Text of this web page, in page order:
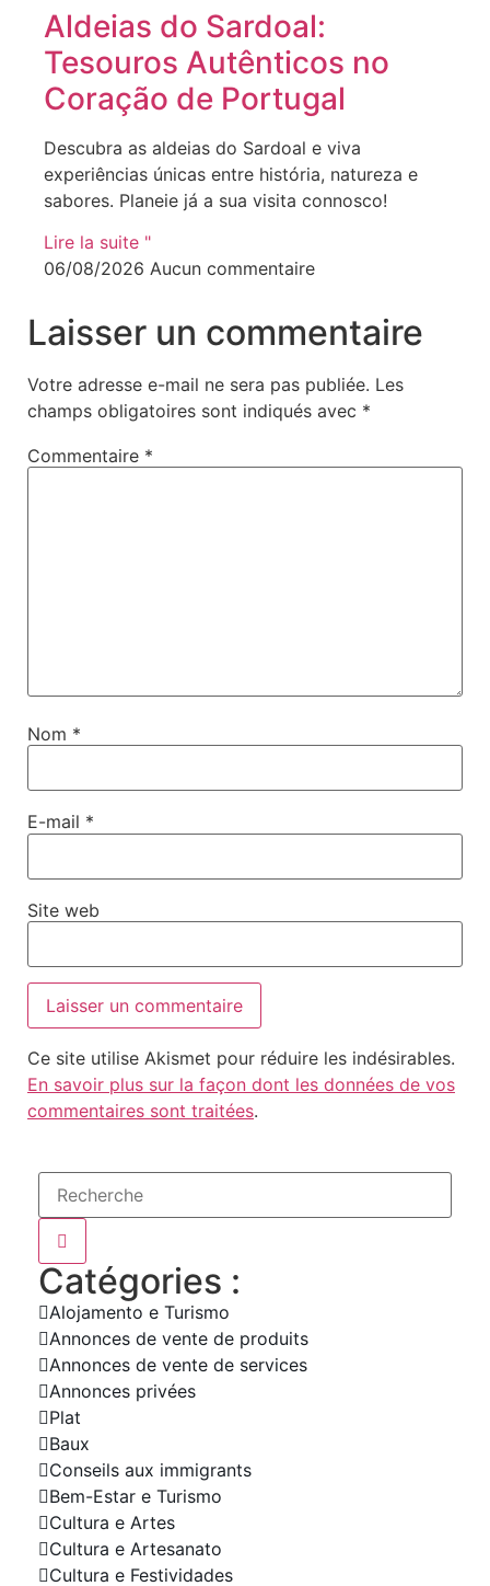
Aldeias do Sardoal:
Tesouros Autênticos no
Coração de Portugal
Descubra as aldeias do Sardoal e viva
experiências únicas entre história, natureza e
sabores. Planeie já a sua visita connosco!
Lire la suite "
06/08/2026 Aucun commentaire
Laisser un commentaire
Votre adresse e-mail ne sera pas publiée. Les
champs obligatoires sont indiqués avec *
Commentaire *
Nom *
E-mail *
Site web
Ce site utilise Akismet pour réduire les indésirables.
En savoir plus sur la façon dont les données de vos
commentaires sont traitées.
Catégories :
Alojamento e Turismo
Annonces de vente de produits
Annonces de vente de services
Annonces privées
Plat
Baux
Conseils aux immigrants
Bem-Estar e Turismo
Cultura e Artes
Cultura e Artesanato
Cultura e Festividades